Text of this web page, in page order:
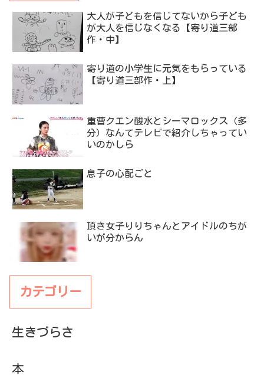
寄り道の小学生に元気をもらっている
【寄り道三部作・上】
重曹クエン酸水とシーマロックス（多
息子の心配ごと
カテゴリー
生きづらさ
本
健康